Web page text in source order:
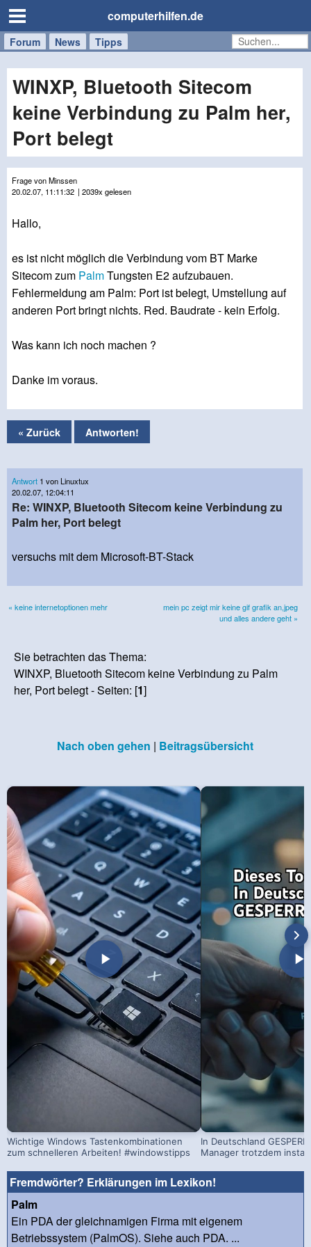
computerhilfen.de
Forum News Tipps
Handy
Tablet
Windows
Mac
WINXP, Bluetooth Sitecom
keine Verbindung zu Palm her,
Port belegt
Frage von Minssen
20.02.07, 11:11:32 | 2039x gelesen
Hallo,
es ist nicht möglich die Verbindung vom BT Marke
Sitecom zum PalmTungsten E2 aufzubauen.
Fehlermeldung am Palm: Port ist belegt, Umstellung auf
anderen Port bringt nichts. Red. Baudrate - kein Erfolg.
Was kann ich noch machen ?
Danke im voraus.
« Zurück Antworten!
Antwort 1 von Linuxtux
20.02.07, 12:04:11
Re: WINXP, Bluetooth Sitecom keine Verbindung zu
Palm her, Port belegt
versuchs mit dem Microsoft-BT-Stack
« keine internetoptionen mehr
mein pc zeigt mir keine gif grafik an,jpeg
und alles andere geht »
Sie betrachten das Thema:
WINXP, Bluetooth Sitecom keine Verbindung zu Palm
her, Port belegt - Seiten: [1]
Nach oben gehen | Beitragsübersicht
Wichtige Windows Tastenkombinationen
zum schnelleren Arbeiten! #windowstipps
In Deutschland
Manager trotzdem
Fremdwörter? Erklärungen im Lexikon!
Palm
Ein PDA der gleichnamigen Firma mit eigenem
Betriebssystem (PalmOS). Siehe auch PDA. ...